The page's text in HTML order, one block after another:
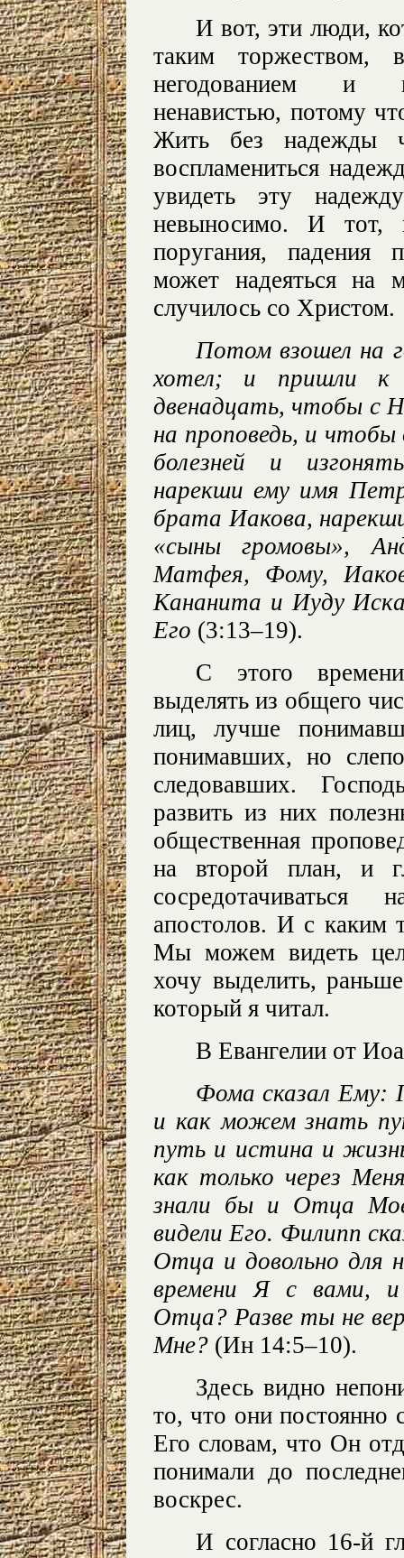
И вот, эти люди,
таким торжеством,
негодованием и
ненавистью, потому
Жить без надежды
воспламениться
увидеть эту
невыносимо. И тот,
поругания, падения
может надеяться на
случилось со Христом.
Потом взошел на
хотел; и пришли
двенадцать, чтобы с
на проповедь, и
болезней и
нарекши ему имя
брата Иакова,
«сыны громовы»,
Матфея, Фому,
Кананита и Иуду
Его (3:13–19).
С этого
выделять из общего
лиц, лучше
понимавших, но
следовавших.
развить из них
общественная
на второй план, и
апостолов. И с каким
Мы можем видеть
хочу выделить,
который я читал.
В Евангелии от
Фома сказал Ему:
и как можем знать
путь и истина и
как только через
знали бы и Отца
видели Его. Филипп
Отца и довольно для
времени Я с вами,
Отца? Разве ты не
Мне? (Ин 14:5–10).
Здесь видно
то, что они постоянно
Его словам, что Он
понимали до
воскрес.
И согласно 16-й